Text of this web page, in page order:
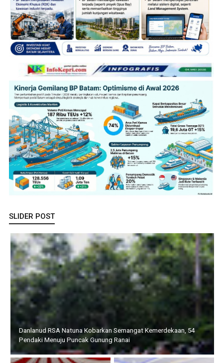
SLIDER POST
Danlanud RSA Natuna Kobarkan Semangat Kemerdekaan, 54
Pendaki Menuju Puncak Gunung Ranai